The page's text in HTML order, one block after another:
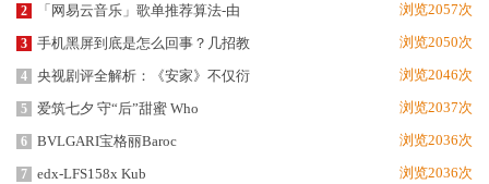
2 「网易云音乐」歌单推荐算法-由 浏览2057次
3 手机黑屏到底是怎么回事？几招教 浏览2050次
4 央视剧评全解析：《安家》不仅衍 浏览2046次
5 爱筑七夕 守“后”甜蜜 Who 浏览2037次
6 BVLGARI宝格丽Baroc 浏览2036次
7 edx-LFS158x Kub 浏览2036次